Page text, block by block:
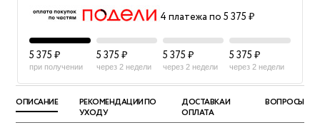
4 платежа по 5 375 ₽
5 375 ₽
при получении
5 375 ₽
через 2 недели
5 375 ₽
через 2 недели
5 375 ₽
через 2 недели
ОПИСАНИЕ
РЕКОМЕНДАЦИИ ПО
УХОДУ
ДОСТАВКА И
ОПЛАТА
ВОПРОСЫ